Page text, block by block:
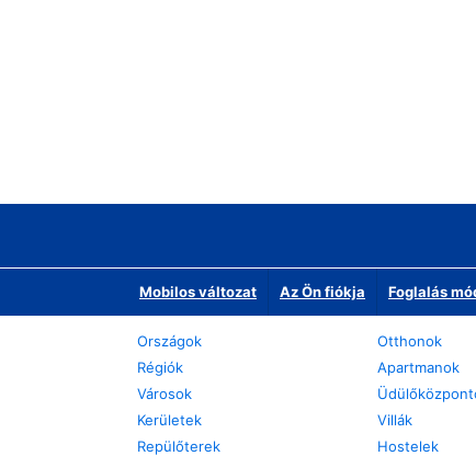
Mobilos változat Az Ön fiókja Foglalás
Országok
Régiók
Városok
Kerületek
Repülőterek
Otthonok
Apartmanok
Villák
Hostelek